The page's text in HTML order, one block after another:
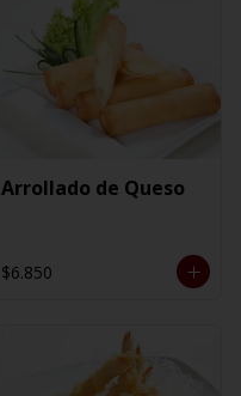
Arrollado de Queso
$6.850